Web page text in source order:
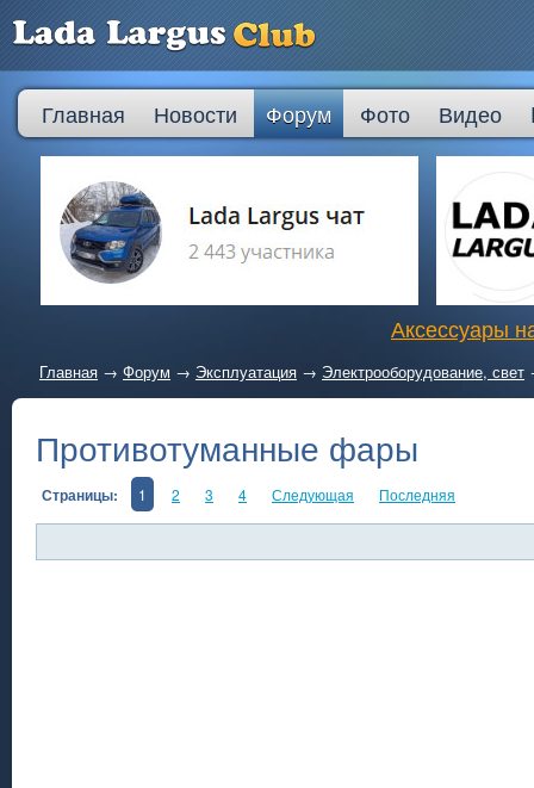
Главная Новости Форум Фото Видео
Аксессуары
Главная → Форум → Эксплуатация → Электрооборудование, свет
Противотуманные фары
Страницы: 1 2 3 4 Следующая Последняя